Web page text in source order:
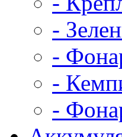
-
-
-
-